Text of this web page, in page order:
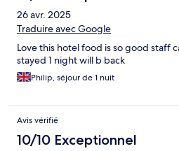
26 avr. 2025
Traduire avec Google
Love this hotel food is so good staff
stayed 1 night will b back
Philip, séjour de 1 nuit
Avis vérifié
10/10 Exceptionnel